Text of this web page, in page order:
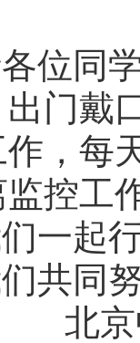
位同
门戴
，每
控工
一起
共同
北